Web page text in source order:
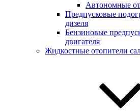
Автономные
Предпусковые
дизеля
Бензиновые
двигателя
Жидкостные отопители